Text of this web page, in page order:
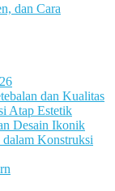
dan Cara
dan Kualitas
Atap Estetik
Desain Ikonik
Konstruksi